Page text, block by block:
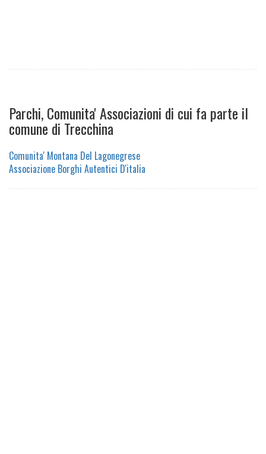
Parchi, Comunita' Associazioni di cui fa parte il
comune di Trecchina
Comunita' Montana Del Lagonegrese
Associazione Borghi Autentici D'italia